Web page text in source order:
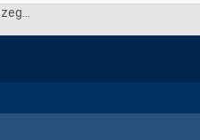
Szczegółowe harmonogramy aukcji dodatkowych na poszczególne kwartały roku dostaw 2024